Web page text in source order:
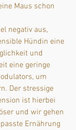
Maus schon
negativ aus,
Hündin eine
und
eine geringe
um
Der stressige
ist hierbei
und wir gehen
Ernährung